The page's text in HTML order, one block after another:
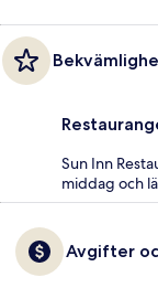
Sun Inn
middag och
Avgifter